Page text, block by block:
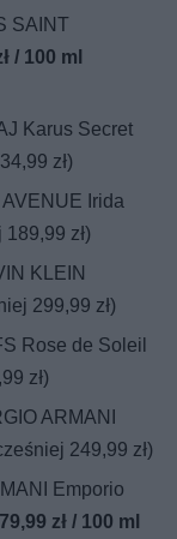
SAINT
/ 100 ml
Karus Secret
zł)
Irida
zł)
KLEIN
299,99 zł)
Rose de Soleil
zł)
ARMANI
249,99 zł)
Emporio
zł / 100 ml